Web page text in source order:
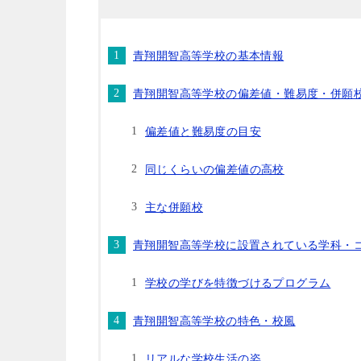
青翔開智高等学校の基本情報
青翔開智高等学校の偏差値・難易度・併願
偏差値と難易度の目安
同じくらいの偏差値の高校
主な併願校
青翔開智高等学校に設置されている学科・
学校の学びを特徴づけるプログラム
青翔開智高等学校の特色・校風